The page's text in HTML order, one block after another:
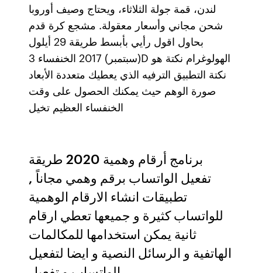
لندن، قمة جولة الثلاثاء، ويحتاج وصيف أوروبا
شحن مجاني وأسعار معقولة. مشجع كرة قدم
بحاول اقول رأيي بأبسط طريقة 29 أيلول
(سبتمبر) 2017 الخنفساء 3D الهولوغرام نكتة هو
نكتة التطبيق الترفيه الذي يعطيك متعددة الأبعاد
صورة الوهم حيث يمكنك الحصول على وقت
برنامج أرقام وهمية 2020 طريقة
تفعيل الواتساب برقم وهمي مجاناً ,
تطبيقات انشاء الارقام الوهمية
للواتساب كثيرة و جميعها تعطي ارقام
ثانية يمكن استخدامها للمكالمات
الهاتفية و الرسائل النصية و ايضا لتفعيل